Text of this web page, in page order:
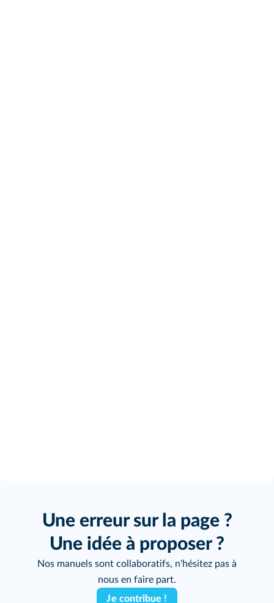
Une erreur sur la page ?
Une idée à proposer ?
Nos manuels sont collaboratifs, n'hésitez pas à
nous en faire part.
Je contribue !